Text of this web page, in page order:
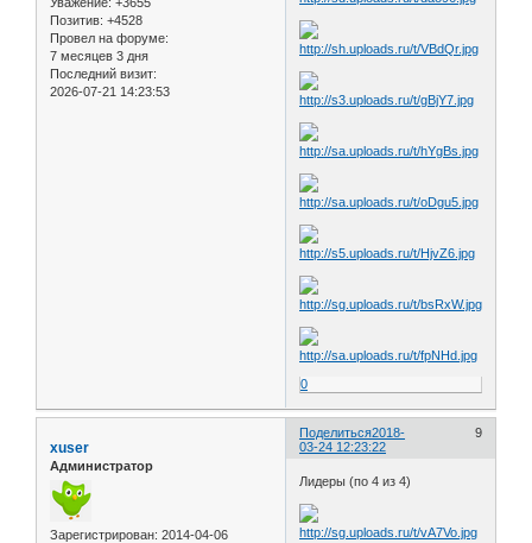
Позитив: +4528
Провел на форуме:
7 месяцев 3 дня
Последний визит:
2026-07-21 14:23:53
0
Поделиться 9
2018-
03-24 12:23:22
xuser
Администратор
Зарегистрирован: 2014-04-06
Лидеры (по 4 из 4)